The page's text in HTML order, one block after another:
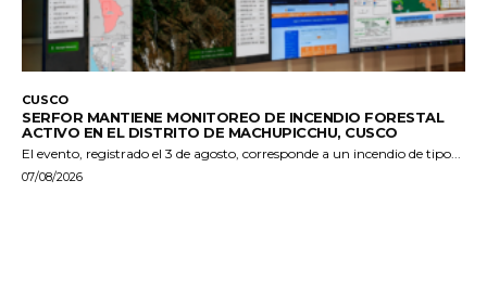
CUSCO
SERFOR MANTIENE MONITOREO DE INCENDIO FORESTAL
ACTIVO EN EL DISTRITO DE MACHUPICCHU, CUSCO
El evento, registrado el 3 de agosto, corresponde a un incendio de tipo...
07/08/2026